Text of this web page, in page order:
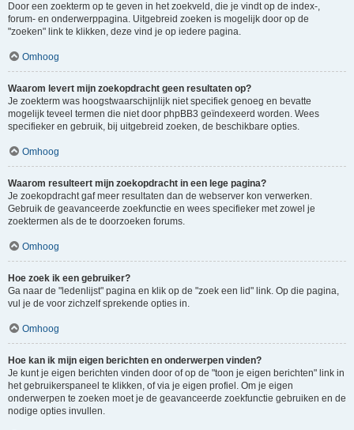
Door een zoekterm op te geven in het zoekveld, die je vindt op de index-,
forum- en onderwerppagina. Uitgebreid zoeken is mogelijk door op de
"zoeken" link te klikken, deze vind je op iedere pagina.
Omhoog
Waarom levert mijn zoekopdracht geen resultaten op?
Je zoekterm was hoogstwaarschijnlijk niet specifiek genoeg en bevatte
mogelijk teveel termen die niet door phpBB3 geïndexeerd worden. Wees
specifieker en gebruik, bij uitgebreid zoeken, de beschikbare opties.
Omhoog
Waarom resulteert mijn zoekopdracht in een lege pagina?
Je zoekopdracht gaf meer resultaten dan de webserver kon verwerken.
Gebruik de geavanceerde zoekfunctie en wees specifieker met zowel je
zoektermen als de te doorzoeken forums.
Omhoog
Hoe zoek ik een gebruiker?
Ga naar de "ledenlijst" pagina en klik op de "zoek een lid" link. Op die pagina,
vul je de voor zichzelf sprekende opties in.
Omhoog
Hoe kan ik mijn eigen berichten en onderwerpen vinden?
Je kunt je eigen berichten vinden door of op de "toon je eigen berichten" link in
het gebruikerspaneel te klikken, of via je eigen profiel. Om je eigen
onderwerpen te zoeken moet je de geavanceerde zoekfunctie gebruiken en de
nodige opties invullen.